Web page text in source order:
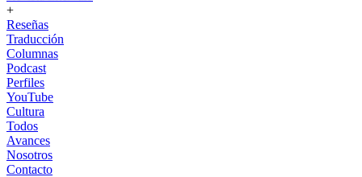
+
Reseñas
Traducción
Columnas
Podcast
Perfiles
YouTube
Cultura
Todos
Avances
Nosotros
Contacto